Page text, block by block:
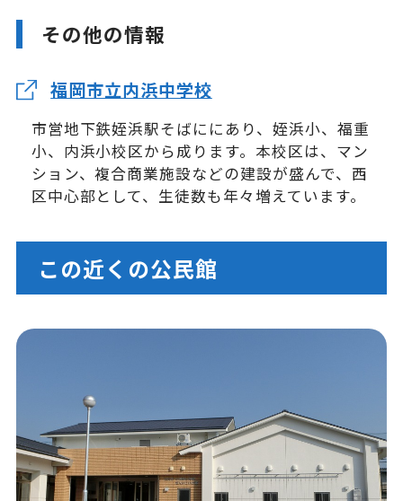
その他の情報
福岡市立内浜中学校
市営地下鉄姪浜駅そばににあり、姪浜小、福重
小、内浜小校区から成ります。本校区は、マン
ション、複合商業施設などの建設が盛んで、西
区中心部として、生徒数も年々増えています。
この近くの公民館